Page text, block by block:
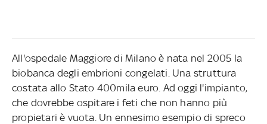
All'ospedale Maggiore di Milano è nata nel 2005 la
biobanca degli embrioni congelati. Una struttura
costata allo Stato 400mila euro. Ad oggi l'impianto,
che dovrebbe ospitare i feti che non hanno più
propietari è vuota. Un ennesimo esempio di spreco